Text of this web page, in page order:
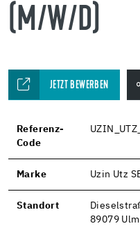
(M/W/D)
Referenz-
Code
Marke Uzin Utz
Standort
89079 Ulm
JETZT BEWERBEN